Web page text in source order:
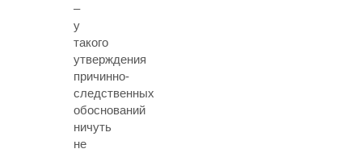
–
у
такого
утверждения
причинно-
следственных
обоснований
ничуть
не